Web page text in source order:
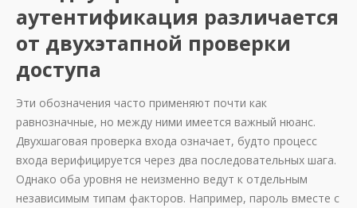
аутентификация различается
от двухэтапной проверки
доступа
Эти обозначения часто применяют почти как
равнозначные, но между ними имеется важный нюанс.
Двухшаговая проверка входа означает, будто процесс
входа верифицируется через два последовательных шага.
Однако оба уровня не неизменно ведут к отдельным
независимым типам факторов. Например, пароль вместе с